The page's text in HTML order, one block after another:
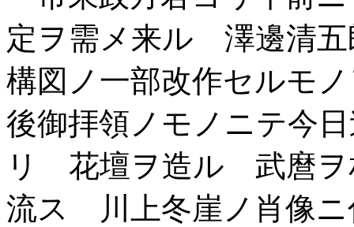
定ヲ需メ来ル 澤邊清
構図ノ一部改作セルモ
後御拝領ノモノニテ今
リ 花壇ヲ造ル 武麿ヲ
流ス 川上冬崖ノ肖像ニ